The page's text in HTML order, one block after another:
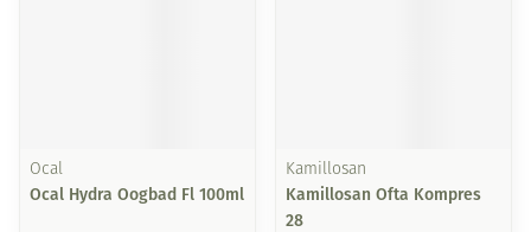
Ocal
Ocal Hydra Oogbad Fl 100ml
Kamillosan
Kamillosan Ofta Kompres
28